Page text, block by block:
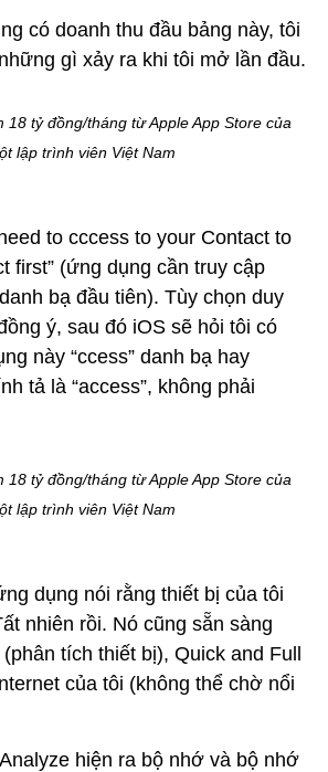
có doanh thu đầu bảng này, tôi
gì xảy ra khi tôi mở lần đầu.
to cccess to your Contact to
first” (ứng dụng cần truy cập
bạ đầu tiên). Tùy chọn duy
ý, sau đó iOS sẽ hỏi tôi có
này “ccess” danh bạ hay
tả là “access”, không phải
dụng nói rằng thiết bị của tôi
nhiên rồi. Nó cũng sẵn sàng
(phân tích thiết bị), Quick and Full
của tôi (không thể chờ nổi
hiện ra bộ nhớ và bộ nhớ